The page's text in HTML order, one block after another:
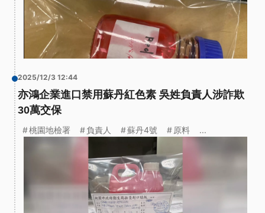
2025/12/3 12:44
亦鴻企業進口禁用蘇丹紅色素 吳姓負責人涉詐欺
30萬交保
桃園地檢署 負責人 蘇丹4號 原料 ...